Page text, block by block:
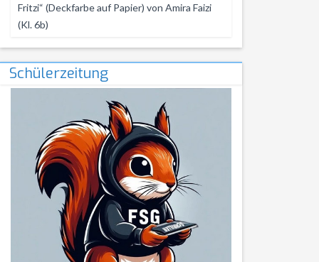
Fritzi“ (Deckfarbe auf Papier) von Amira Faizi
(Kl. 6b)
Schülerzeitung